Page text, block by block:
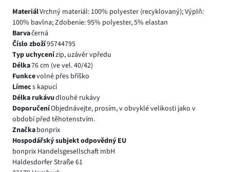
MateriálVrchný materiál: 100% polyester (recyklovaný); Výplň:
100% bavlna; Zdobenie: 95% polyester, 5% elastan
Barvačerná
Číslo zboží95744795
Typ uchycenízip, uzávěr vpředu
Délka76 cm (ve vel. 40/42)
Funkcevolné přes bříško
Límecs kapucí
Délka rukávudlouhé rukávy
DoporučeníObjednávejte, prosím, v obvyklé velikosti jako v
období před těhotenstvím.
Značkabonprix
Hospodářský subjekt odpovědný EU
bonprix Handelsgesellschaft mbH
Haldesdorfer Straße 61